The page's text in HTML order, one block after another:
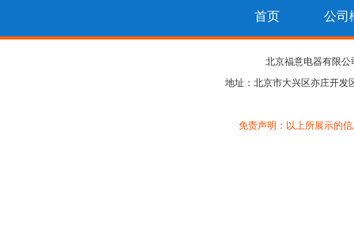
首页 公司
北京福意电器有限公
地址：北京市大兴区亦庄开发
免责声明：以上所展示的